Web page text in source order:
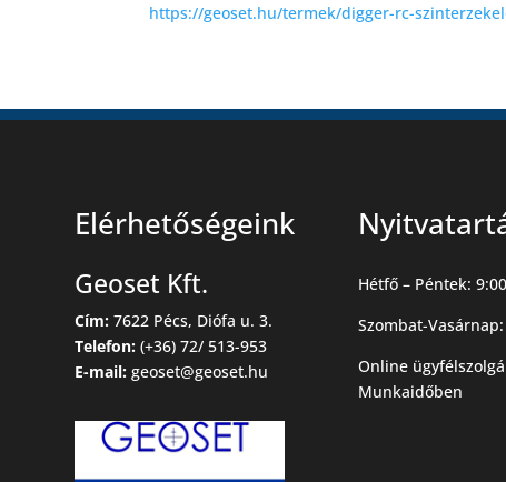
https://geoset.hu/termek/digger-rc-
Elérhetőségeink
Geoset Kft.
Cím: 7622 Pécs, Diófa u. 3.
Telefon: (+36) 72/ 513-953
E-mail: geoset@geoset.hu
Hétfő – Péntek:
Szombat-
Online
Munkaidőben